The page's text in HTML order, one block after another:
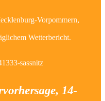
Vorpommern,
Wetterbericht.
sassnitz
14-